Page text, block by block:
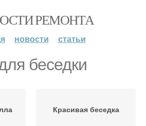
РЕМОНТА
новости статьи
беседки
Красивая беседка